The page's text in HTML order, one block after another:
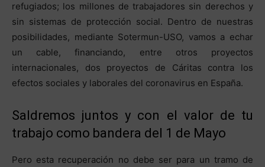
refugiados; los millones de trabajadores sin derechos y
sin sistemas de protección social. Dentro de nuestras
posibilidades, mediante Sotermun-USO, vamos a echar
un cable, financiando, entre otros proyectos
internacionales, dos proyectos de Cáritas contra los
efectos sociales y laborales del coronavirus en España.
Saldremos juntos y con el valor de tu
trabajo como bandera del 1 de Mayo
Pero esta recuperación no debe ser para un tramo de